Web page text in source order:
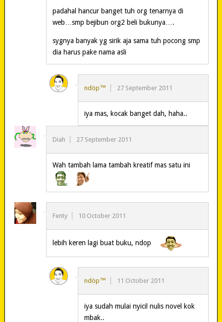
padahal hancur banget tuh org tenarnya di
web…smp bejibun org2 beli bukunya….
sygnya banyak yg sirik aja sama tuh pocong smp
dia harus pake nama asli
ndöp™ 27 September 2011
iya mas, kocak banget dah, haha..
Diah 27 September 2011
Wah tambah lama tambah kreatif mas satu ini
Fenty 10 October 2011
lebih keren lagi buat buku, ndop
ndöp™ 11 October 2011
iya sudah mulai nyicil nulis novel kok
mbak..